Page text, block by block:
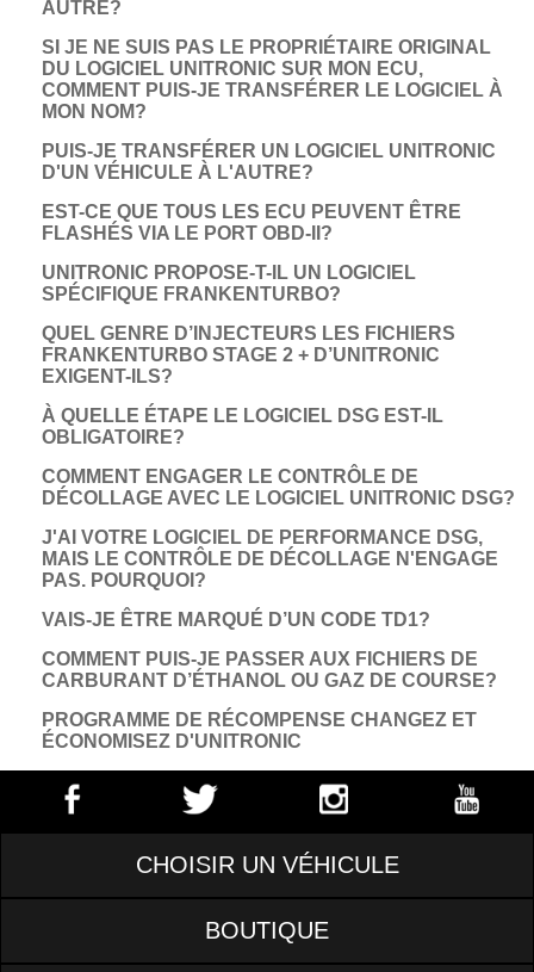
AUTRE?
SI JE NE SUIS PAS LE PROPRIÉTAIRE ORIGINAL
DU LOGICIEL UNITRONIC SUR MON ECU,
COMMENT PUIS-JE TRANSFÉRER LE LOGICIEL À
MON NOM?
PUIS-JE TRANSFÉRER UN LOGICIEL UNITRONIC
D'UN VÉHICULE À L'AUTRE?
EST-CE QUE TOUS LES ECU PEUVENT ÊTRE
FLASHÉS VIA LE PORT OBD-II?
UNITRONIC PROPOSE-T-IL UN LOGICIEL
SPÉCIFIQUE FRANKENTURBO?
QUEL GENRE D’INJECTEURS LES FICHIERS
FRANKENTURBO STAGE 2 + D’UNITRONIC
EXIGENT-ILS?
À QUELLE ÉTAPE LE LOGICIEL DSG EST-IL
OBLIGATOIRE?
COMMENT ENGAGER LE CONTRÔLE DE
DÉCOLLAGE AVEC LE LOGICIEL UNITRONIC DSG?
­J'AI VOTRE LOGICIEL DE PERFORMANCE DSG,
MAIS LE CONTRÔLE DE DÉCOLLAGE N'ENGAGE
PAS. POURQUOI?
VAIS-JE ÊTRE MARQUÉ D’UN CODE TD1?
COMMENT PUIS-JE PASSER AUX FICHIERS DE
CARBURANT D’ÉTHANOL OU GAZ DE COURSE?
PROGRAMME DE RÉCOMPENSE CHANGEZ ET
ÉCONOMISEZ D'UNITRONIC
CHOISIR UN VÉHICULE
BOUTIQUE